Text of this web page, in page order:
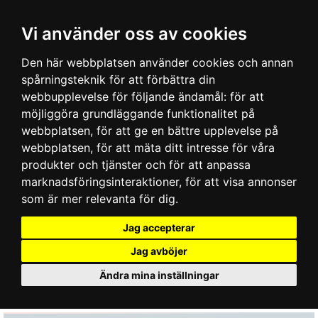
Vi använder oss av cookies
Den här webbplatsen använder cookies och annan
spårningsteknik för att förbättra din
webbupplevelse för följande ändamål: för att
möjliggöra grundläggande funktionalitet på
webbplatsen, för att ge en bättre upplevelse på
webbplatsen, för att mäta ditt intresse för våra
produkter och tjänster och för att anpassa
marknadsföringsinteraktioner, för att visa annonser
som är mer relevanta för dig.
Jag accepterar
Jag avböjer
Ändra mina inställningar